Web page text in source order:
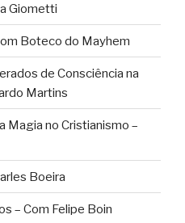
Giometti
Boteco do Mayhem
de Consciência na
Martins
Magia no Cristianismo –
Boeira
– Com Felipe Boin